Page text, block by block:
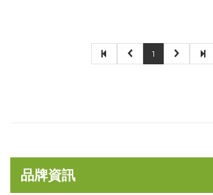
1
品牌資訊